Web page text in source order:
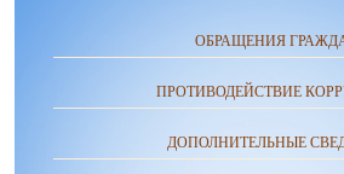
ОБРАЩЕНИЯ
ПРОТИВОДЕЙСТВИЕ
ДОПОЛНИТЕЛЬНЫЕ